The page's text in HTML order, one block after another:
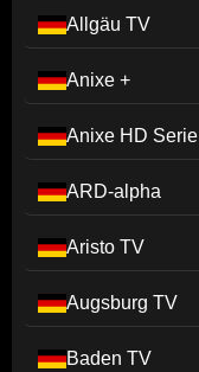
Allgäu TV
Anixe +
Anixe HD Serie
ARD-alpha
Aristo TV
Augsburg TV
Baden TV